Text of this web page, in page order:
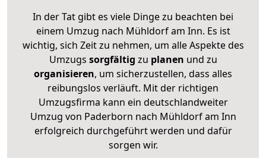
In der Tat gibt es viele Dinge zu beachten bei
einem Umzug nach Mühldorf am Inn. Es ist
wichtig, sich Zeit zu nehmen, um alle Aspekte des
Umzugs sorgfältig zu planen und zu
organisieren, um sicherzustellen, dass alles
reibungslos verläuft. Mit der richtigen
Umzugsfirma kann ein deutschlandweiter
Umzug von Paderborn nach Mühldorf am Inn
erfolgreich durchgeführt werden und dafür
sorgen wir.